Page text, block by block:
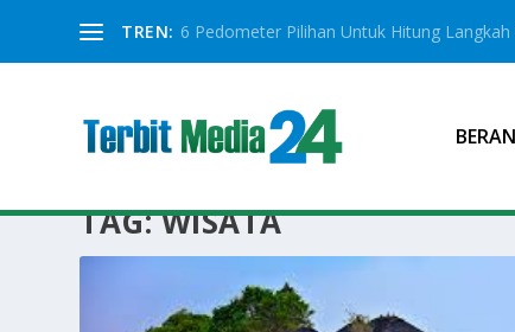
TREN: 6 Pedometer Pilihan Untuk Hitung
TAG:WISATA